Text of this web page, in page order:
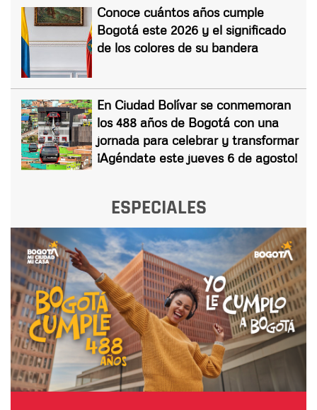
Conoce cuántos años cumple
Bogotá este 2026 y el significado
de los colores de su bandera
En Ciudad Bolívar se conmemoran
los 488 años de Bogotá con una
jornada para celebrar y transformar
¡Agéndate este jueves 6 de agosto!
ESPECIALES